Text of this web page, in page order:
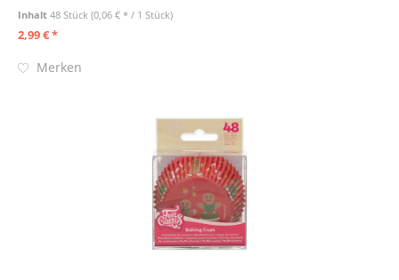
Inhalt48 Stück(0,06 € * / 1 Stück)
2,99 € *
Merken